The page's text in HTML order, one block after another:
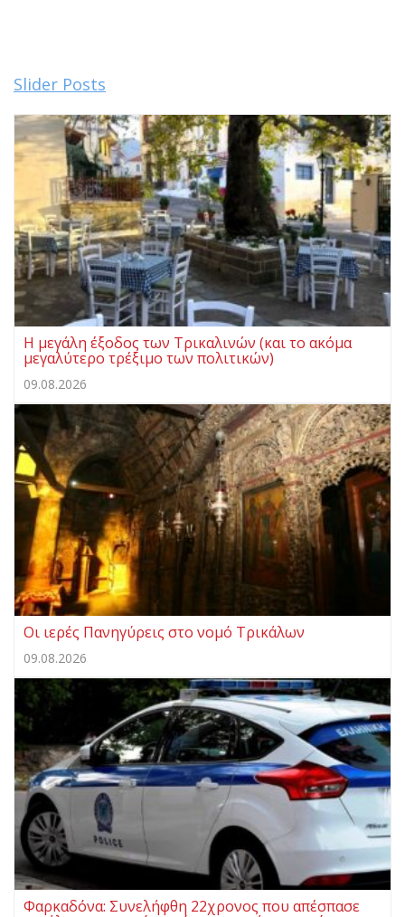
Slider Posts
Η μεγάλη έξοδος των Τρικαλινών (και το ακόμα
μεγαλύτερο τρέξιμο των πολιτικών)
09.08.2026
Οι ιερές Πανηγύρεις στο νομό Τρικάλων
09.08.2026
Φαρκαδόνα: Συνελήφθη 22χρονος που απέσπασε